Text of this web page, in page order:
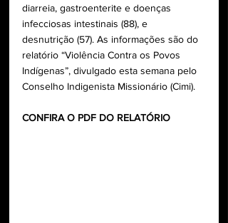
diarreia, gastroenterite e doenças
infecciosas intestinais (88), e
desnutrição (57). As informações são do
relatório “Violência Contra os Povos
Indígenas”, divulgado esta semana pelo
Conselho Indigenista Missionário (Cimi).
CONFIRA O PDF DO RELATÓRIO